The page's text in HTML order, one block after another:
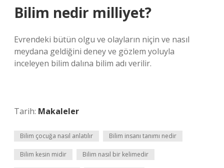
Bilim nedir milliyet?
Evrendeki bütün olgu ve olayların niçin ve nasıl
meydana geldiğini deney ve gözlem yoluyla
inceleyen bilim dalına bilim adı verilir.
Tarih: Makaleler
Bilim çocuğa nasıl anlatılır Bilim insanı tanımı nedir
Bilim kesin midir Bilim nasıl bir kelimedir